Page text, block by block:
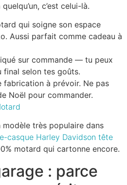
c’est celui-là.
qui soigne son espace
Aussi parfait comme cadeau à
sur commande — tu peux
final selon tes goûts.
fabrication à prévoir. Ne pas
Noël pour commander.
modèle très populaire dans
casque Harley Davidson tête
motard qui cartonne encore.
: parce